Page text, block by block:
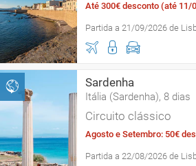
Até 300€ desconto (até 11/
Partida a 21/09/2026 de
Sardenha
Itália (Sardenha), 8 dias
Circuito clássico
Agosto e Setembro: 50€
Partida a 22/08/2026 de